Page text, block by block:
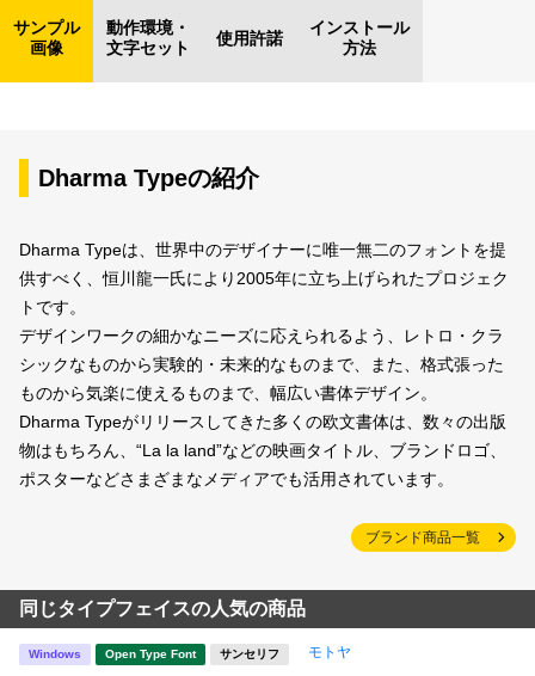
サンプル
画像
動作環境・
文字セット
使用許諾
インストール
方法
Dharma Typeの紹介
Dharma Typeは、世界中のデザイナーに唯一無二のフォントを提
供すべく、恒川龍一氏により2005年に立ち上げられたプロジェク
トです。
デザインワークの細かなニーズに応えられるよう、レトロ・クラ
シックなものから実験的・未来的なものまで、また、格式張った
ものから気楽に使えるものまで、幅広い書体デザイン。
Dharma Typeがリリースしてきた多くの欧文書体は、数々の出版
物はもちろん、“La la land”などの映画タイトル、ブランドロゴ、
ポスターなどさまざまなメディアでも活用されています。
ブランド商品一覧
同じタイプフェイスの人気の商品
Windows Open Type Font サンセリフ モトヤ